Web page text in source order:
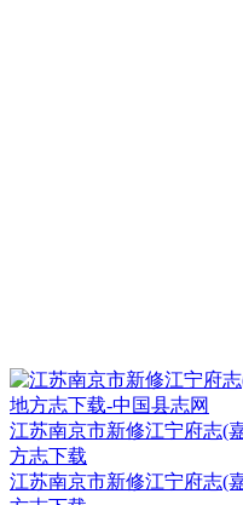
江苏南京市新修江宁府志(
方志下载
江苏南京市新修江宁府志(